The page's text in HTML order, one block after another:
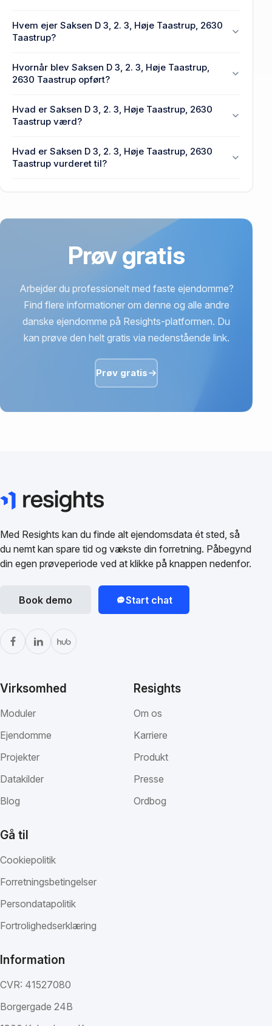
Hvem ejer Saksen D 3, 2. 3, Høje Taastrup, 2630
Taastrup?
En eller flere privat(e) ejer Saksen D 3, 2. 3, Høje
Taastrup, 2630 Taastrup.
Hvornår blev Saksen D 3, 2. 3, Høje Taastrup,
2630 Taastrup opført?
D 3, 2. 3, Høje Taastrup, 2630 Taastrup.
Hvad er Saksen D 3, 2. 3, Høje Taastrup, 2630
Taastrup værd?
Taastrup, 2630 Taastrup senest blev handlet i 2014.
Hvad er Saksen D 3, 2. 3, Høje Taastrup, 2630
Taastrup vurderet til?
Prøv gratis
Arbejder du professionelt med faste ejendomme?
Find flere informationer om denne og alle andre
danske ejendomme på Resights-platformen. Du
kan prøve den helt gratis via nedenstående link.
Prøv gratis
Med Resights kan du finde alt ejendomsdata ét sted, så
du nemt kan spare tid og vækste din forretning. Påbegynd
din egen prøveperiode ved at klikke på knappen nedenfor.
Book demo Start chat
Virksomhed
Moduler
Ejendomme
Projekter
Datakilder
Blog
Resights
Om os
Karriere
Produkt
Presse
Ordbog
Gå til
Cookiepolitik
Forretningsbetingelser
Persondatapolitik
Fortrolighedserklæring
Information
CVR: 41527080
Borgergade 24B